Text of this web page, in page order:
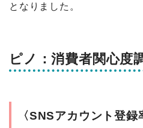
となりました。
ピノ：消費者関心度
〈SNSアカウント登録